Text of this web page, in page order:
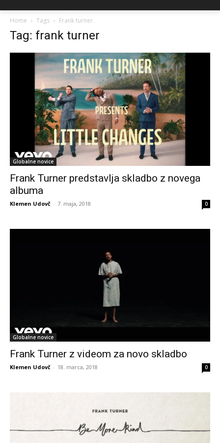
Home Tags Frank turner
Tag: frank turner
Globalne novice
Frank Turner predstavlja skladbo z novega
albuma
Klemen Udovč - 7. maja, 2018 0
Globalne novice
Frank Turner z videom za novo skladbo
Klemen Udovč - 18. marca, 2018 0